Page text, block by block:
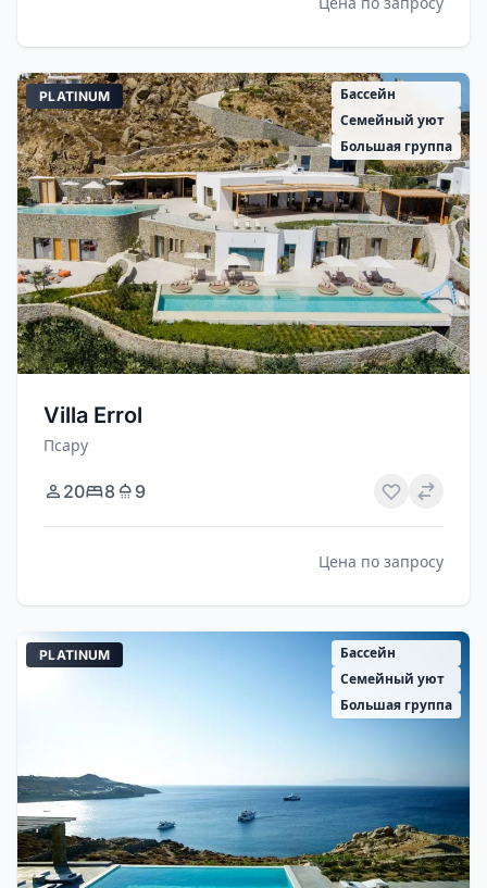
PLATINUM
Бассейн
Семейный уют
Большая группа
Villa Errol
Псару
20 8 9
Цена по запросу
PLATINUM
Бассейн
Семейный уют
Большая группа